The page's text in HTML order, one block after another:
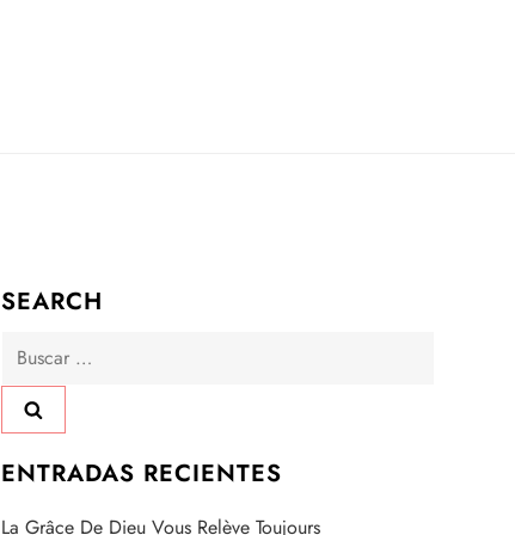
SEARCH
Buscar:
ENTRADAS RECIENTES
La Grâce De Dieu Vous Relève Toujours